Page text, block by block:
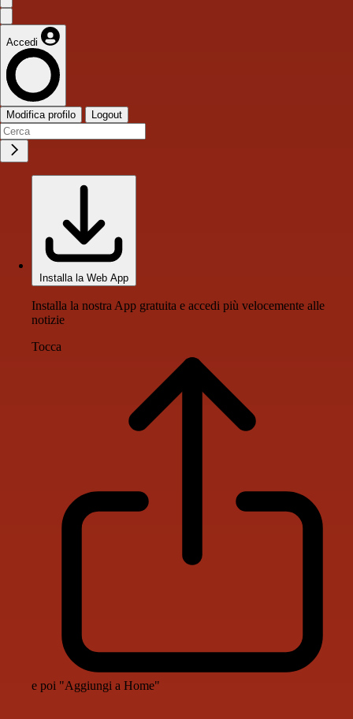
Accedi
Modifica profilo Logout
Installa la Web App
Installa la nostra App gratuita e accedi più velocemente alle
notizie
Tocca
e poi "Aggiungi a Home"